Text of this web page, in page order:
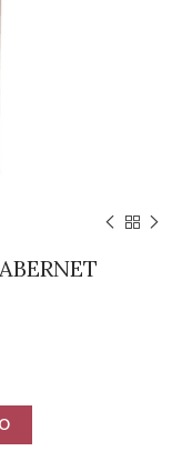
FRANC cantidad